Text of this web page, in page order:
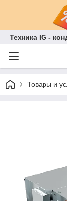
Техника IG -
Товары и